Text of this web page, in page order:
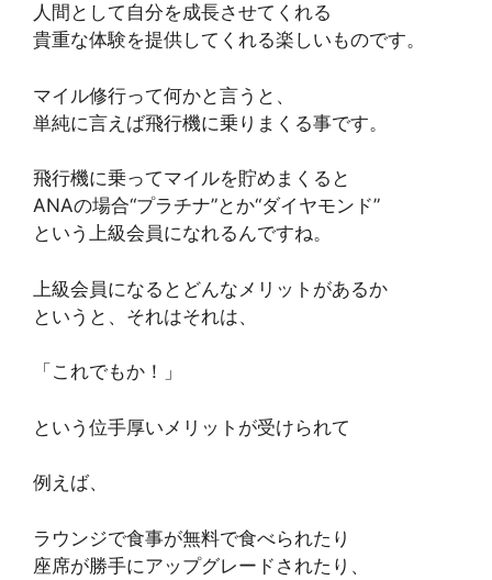
人間として自分を成長させてくれる
貴重な体験を提供してくれる楽しいものです。
マイル修行って何かと言うと、
単純に言えば飛行機に乗りまくる事です。
飛行機に乗ってマイルを貯めまくると
ANAの場合“プラチナ”とか“ダイヤモンド”
という上級会員になれるんですね。
上級会員になるとどんなメリットがあるか
というと、それはそれは、
「これでもか！」
という位手厚いメリットが受けられて
例えば、
ラウンジで食事が無料で食べられたり
座席が勝手にアップグレードされたり、